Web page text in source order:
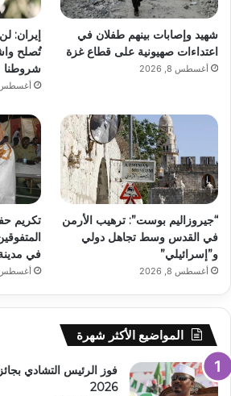
شهيد وإصابات بينهم طفلان في
اعتداءات صهيونية على قطاع غزة
أغسطس 8, 2026
إيران:
تُصلح
شروطنا
أغسطس 8,
“جيروزاليم بوست”: ترهيب الأرمن
في القدس وسط تجاهل دولي
و”إسرائيلي”
أغسطس 8, 2026
تكريم
في
أغسطس 8,
المواضيع الأكثر شهرة
فوز الرئيس التشادي
2026